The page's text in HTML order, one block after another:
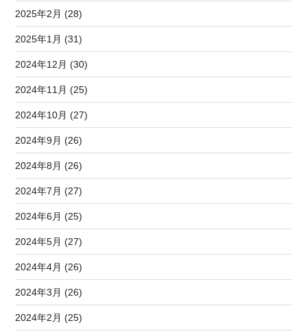
2025年2月 (28)
2025年1月 (31)
2024年12月 (30)
2024年11月 (25)
2024年10月 (27)
2024年9月 (26)
2024年8月 (26)
2024年7月 (27)
2024年6月 (25)
2024年5月 (27)
2024年4月 (26)
2024年3月 (26)
2024年2月 (25)